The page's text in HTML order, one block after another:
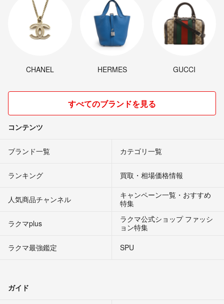
CHANEL HERMES GUCCI
すべてのブランドを見る
コンテンツ
ブランド一覧 カテゴリ一覧
ランキング 買取・相場価格情報
人気商品チャンネル
キャンペーン一覧・おすすめ
特集
ラクマplus
ラクマ公式ショップ ファッシ
ョン特集
ラクマ最強鑑定
SPU
ガイド